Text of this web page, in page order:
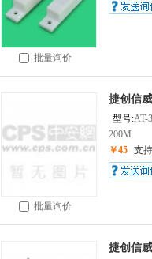
批量询价
批量询价
捷创信
型号:AT-
200M
￥45 支
捷创信